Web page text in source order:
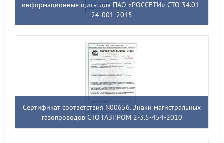
информационные щиты для ПАО «РОССЕТИ» СТО 34.01-
24-001-2015
Сертификат соответствия N00656. Знаки магистральных
газопроводов СТО ГАЗПРОМ 2-3.5-454-2010